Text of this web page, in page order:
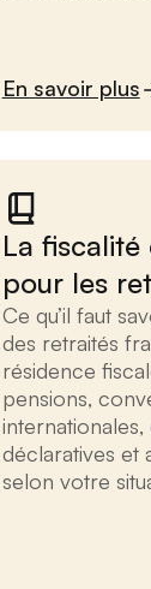
En savoir plus
La fiscalité
pour les
Ce qu’il faut
des retraités
résidence
pensions,
déclaratives et
selon votre